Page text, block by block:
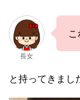
長女
こ
と持ってきまし